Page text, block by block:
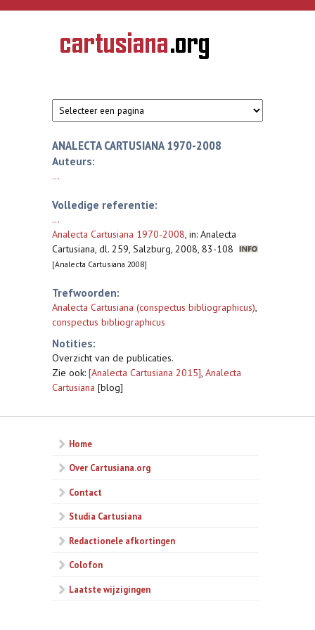
Overslaan en naar de inhoud gaan
CARTUSIANA
Geschiedenis
van de
ANALECTA CARTUSIANA 1970-2008
Auteurs:
...
Volledige referentie:
...
Analecta Cartusiana 1970-2008, in: Analecta
Cartusiana, dl. 259, Salzburg, 2008, 83-108
[Analecta Cartusiana 2008]
Trefwoorden:
Analecta Cartusiana (conspectus bibliographicus),
conspectus bibliographicus
Notities:
Overzicht van de publicaties.
Zie ook: [Analecta Cartusiana 2015], Analecta
Cartusiana [blog]
Home
Over Cartusiana.org
Contact
Studia Cartusiana
Redactionele afkortingen
Colofon
Laatste wijzigingen